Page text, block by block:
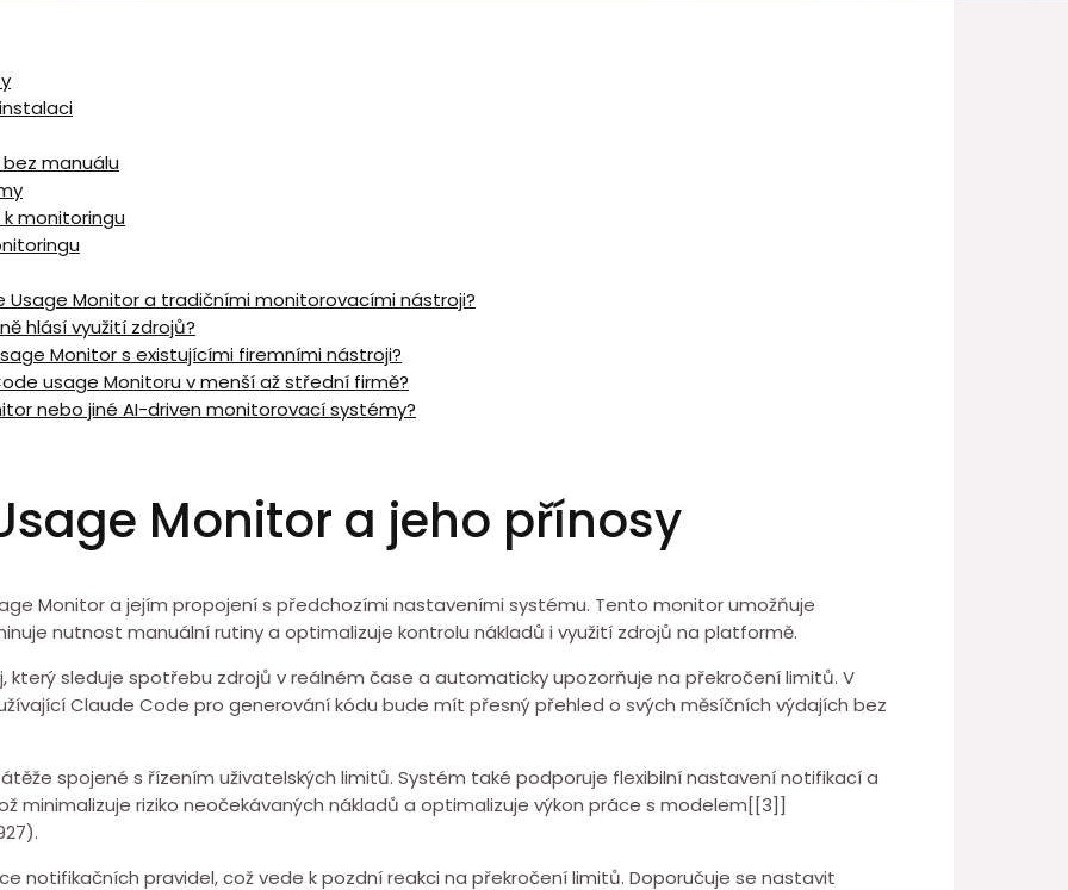
manuálu
monitoringu
Usage Monitor a tradičními monitorovacími nástroji?
hlásí využití ⁣zdrojů?
Monitor s existujícími firemními nástroji?
usage Monitoru v menší až střední firmě?
nebo jiné AI-driven monitorovací systémy?
Monitor a jeho přínosy
Monitor a jejím propojení s předchozími nastaveními systému. ⁢Tento monitor umožňuje
nutnost manuální ⁤rutiny ⁤a⁣ optimalizuje kontrolu nákladů i využití zdrojů na platformě.
který sleduje spotřebu zdrojů v reálném čase a automaticky upozorňuje⁤ na překročení limitů.⁢ V
Claude Code pro generování kódu bude mít přesný přehled o svých měsíčních výdajích bez
spojené ⁤s řízením uživatelských limitů. Systém také podporuje flexibilní nastavení notifikací a
minimalizuje riziko neočekávaných nákladů ⁣a optimalizuje výkon práce s modelem[[3]]
notifikačních pravidel, což vede k pozdní ⁣reakci na překročení⁤ limitů. Doporučuje se nastavit